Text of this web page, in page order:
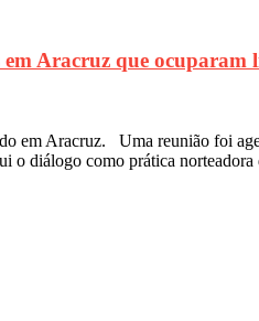
Aracruz que
em Aracruz. Uma reunião foi
o diálogo como prática